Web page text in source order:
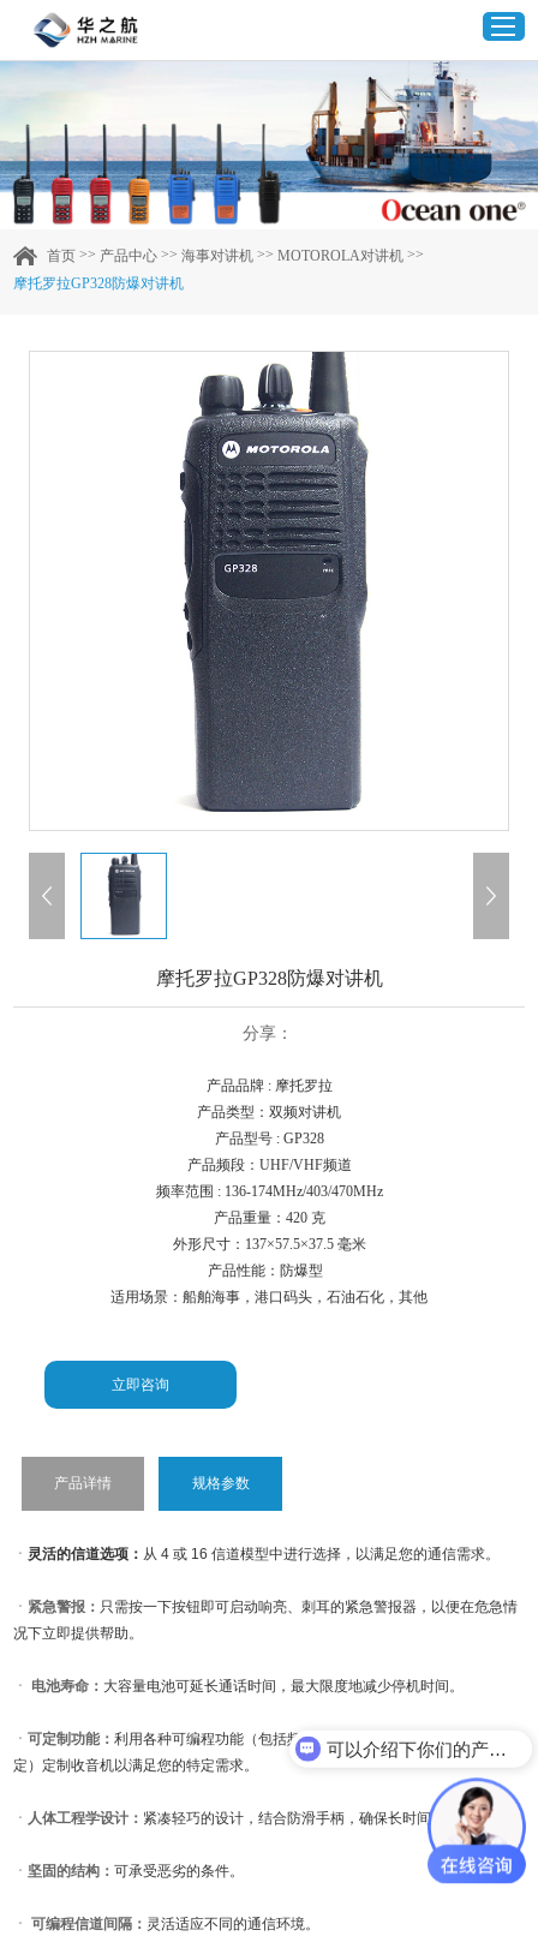
首页
产品中心
客户案例
新闻资讯
联系我们
首页 >> 产品中心 >>海事对讲机 >>MOTOROLA对讲机 >>
摩托罗拉GP328防爆对讲机
摩托罗拉GP328防爆对讲机
分享：
产品品牌 : 摩托罗拉
产品类型：双频对讲机
产品型号 : GP328
产品频段：UHF/VHF频道
频率范围 : 136-174MHz/403/470MHz
产品重量：420 克
外形尺寸：137×57.5×37.5 毫米
产品性能：防爆型
适用场景：船舶海事，港口码头，石油石化，其他
立即咨询
产品详情 规格参数
ㆍ 灵活的信道选项： 从 4 或 16 信道模型中进行选择，以满足您的通信需求。
ㆍ 紧急警报： 只需按一下按钮即可启动响亮、刺耳的紧急警报器，以便在危急情
况下立即提供帮助。
ㆍ 电池寿命： 大容量电池可延长通话时间，最大限度地减少停机时间。
ㆍ可定制功能：利用各种可编程功能（包括频道扫描、超时定时器和繁忙频道锁
定）定制收音机以满足您的特定需求。
ㆍ 人体工程学设计： 紧凑轻巧的设计，结合防滑手柄，确保长时间舒适使用。
ㆍ 坚固的结构：可承受恶劣的条件。
ㆍ可编程信道间隔： 灵活适应不同的通信环境。
可以介绍下你们的产品么？